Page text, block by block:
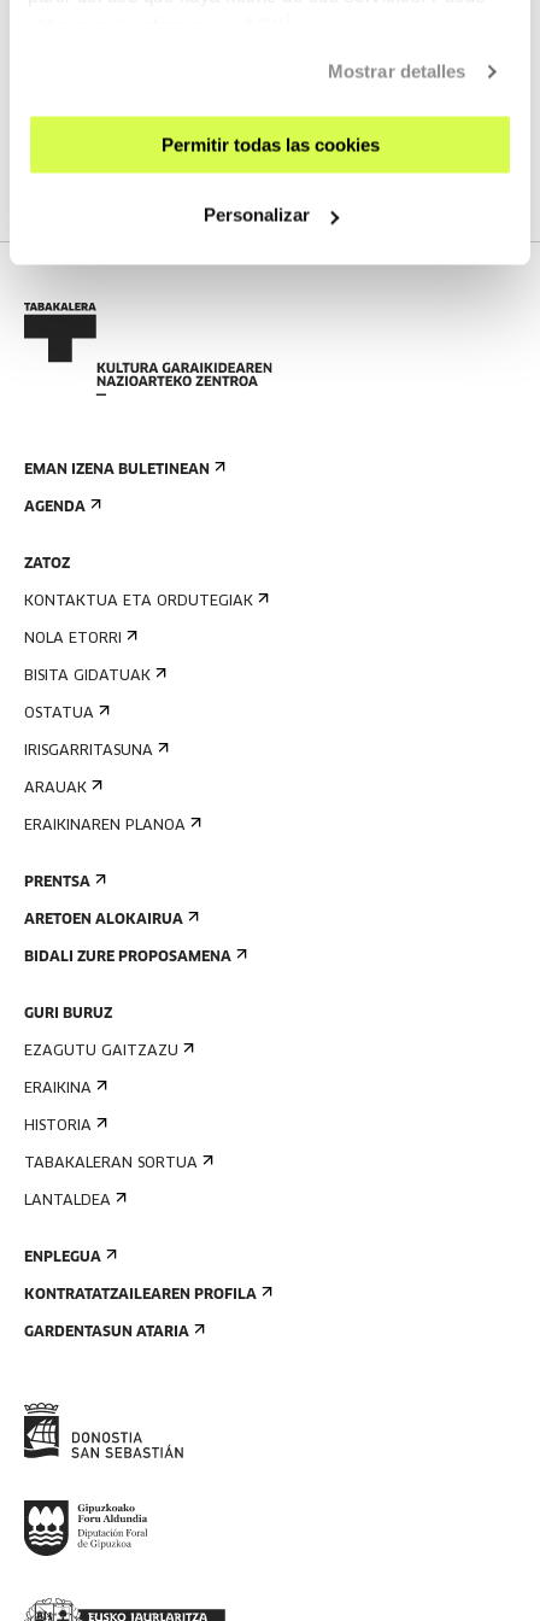
Mostrar detalles
Permitir todas las cookies
Personalizar
Precious Plastic estazioa
EMAN IZENA BULETINEAN
AGENDA
ZATOZ
KONTAKTUA ETA ORDUTEGIAK
NOLA ETORRI
BISITA GIDATUAK
OSTATUA
IRISGARRITASUNA
ARAUAK
ERAIKINAREN PLANOA
PRENTSA
ARETOEN ALOKAIRUA
BIDALI ZURE PROPOSAMENA
GURI BURUZ
EZAGUTU GAITZAZU
ERAIKINA
HISTORIA
TABAKALERAN SORTUA
LANTALDEA
ENPLEGUA
KONTRATATZAILEAREN PROFILA
GARDENTASUN ATARIA